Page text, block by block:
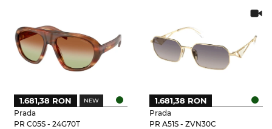
Prada
PR C05S - 24G70T
1.681,38 RON
Prada
PR A51S - ZVN30C
1.681,38 RON